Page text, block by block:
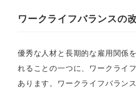
ワークライフバランスの
優秀な人材と長期的な雇用関係
れることの一つに、ワークライ
あります。ワークライフバラン